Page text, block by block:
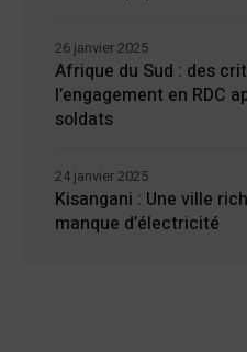
Afrique du Sud : des
l’engagement en RDC
soldats
26 janvier 2025
Kisangani : Une ville
manque d’électricité
24 janvier 2025